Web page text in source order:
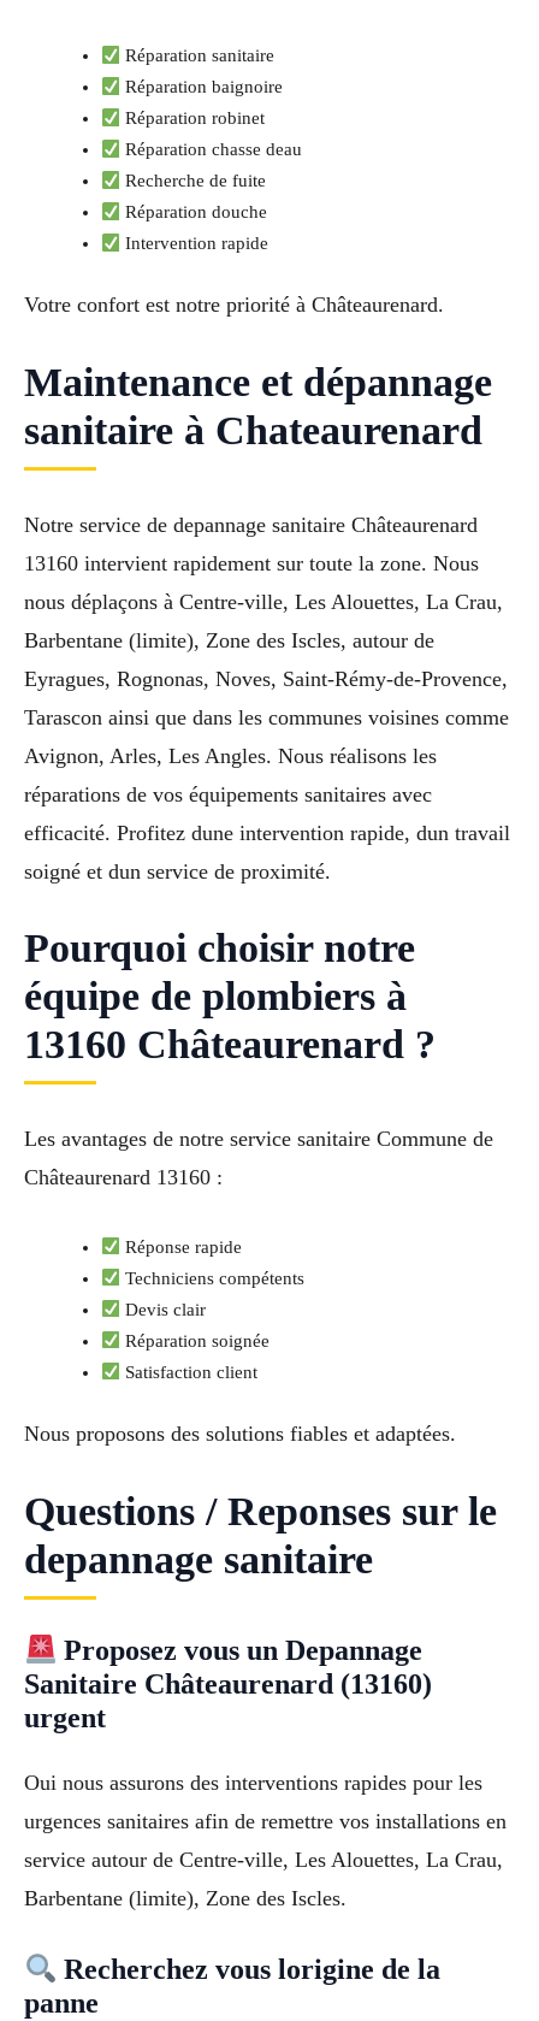
Réparation sanitaire
Réparation baignoire
Réparation robinet
Réparation chasse deau
Recherche de fuite
Réparation douche
Intervention rapide
Votre confort est notre priorité à Châteaurenard.
Maintenance et dépannage
sanitaire à Chateaurenard
Notre service de depannage sanitaire Châteaurenard
13160 intervient rapidement sur toute la zone. Nous
nous déplaçons à Centre-ville, Les Alouettes, La Crau,
Barbentane (limite), Zone des Iscles, autour de
Eyragues, Rognonas, Noves, Saint-Rémy-de-Provence,
Tarascon ainsi que dans les communes voisines comme
Avignon, Arles, Les Angles. Nous réalisons les
réparations de vos équipements sanitaires avec
efficacité. Profitez dune intervention rapide, dun travail
soigné et dun service de proximité.
Pourquoi choisir notre
équipe de plombiers à
13160 Châteaurenard ?
Les avantages de notre service sanitaire Commune de
Châteaurenard 13160 :
Réponse rapide
Techniciens compétents
Devis clair
Réparation soignée
Satisfaction client
Nous proposons des solutions fiables et adaptées.
Questions / Reponses sur le
depannage sanitaire
Proposez vous un Depannage
Sanitaire Châteaurenard (13160)
urgent
Oui nous assurons des interventions rapides pour les
urgences sanitaires afin de remettre vos installations en
service autour de Centre-ville, Les Alouettes, La Crau,
Barbentane (limite), Zone des Iscles.
Recherchez vous lorigine de la
panne